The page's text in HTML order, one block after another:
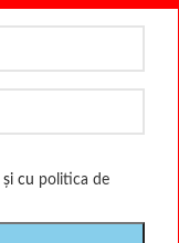
și cu politica de